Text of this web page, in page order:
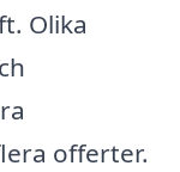
Olika
offerter.